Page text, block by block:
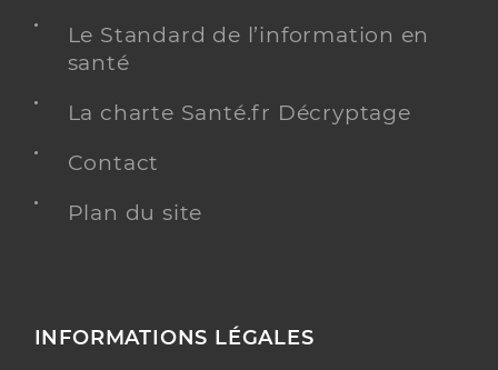
Le Standard de l’information en
santé
La charte Santé.fr Décryptage
Contact
Plan du site
INFORMATIONS LÉGALES